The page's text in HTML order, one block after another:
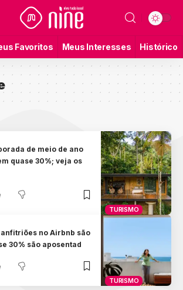
Favoritos Meus Interesses Histórico
TURISMO
de meio de ano
quase 30%; veja os
TURISMO
anfitriões no Airbnb são
30% são aposentad